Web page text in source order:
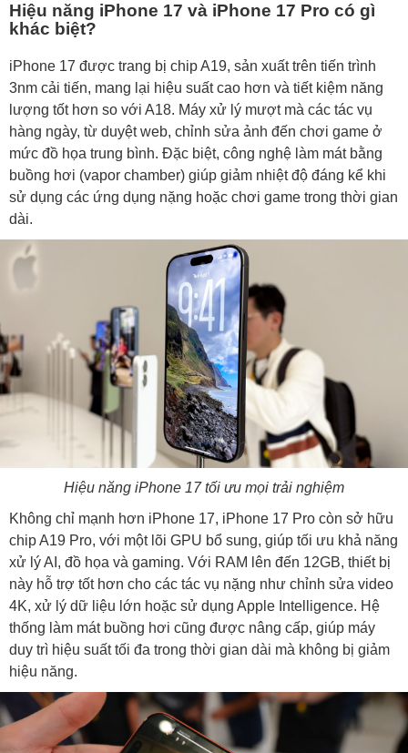
Hiệu năng iPhone 17 và iPhone 17 Pro có gì
khác biệt?
iPhone 17 được trang bị chip A19, sản xuất trên tiến trình
3nm cải tiến, mang lại hiệu suất cao hơn và tiết kiệm năng
lượng tốt hơn so với A18. Máy xử lý mượt mà các tác vụ
hàng ngày, từ duyệt web, chỉnh sửa ảnh đến chơi game ở
mức đồ họa trung bình. Đặc biệt, công nghệ làm mát bằng
buồng hơi (vapor chamber) giúp giảm nhiệt độ đáng kể khi
sử dụng các ứng dụng nặng hoặc chơi game trong thời gian
dài.
Hiệu năng iPhone 17 tối ưu mọi trải nghiệm
Không chỉ mạnh hơn iPhone 17, iPhone 17 Pro còn sở hữu
chip A19 Pro, với một lõi GPU bổ sung, giúp tối ưu khả năng
xử lý AI, đồ họa và gaming. Với RAM lên đến 12GB, thiết bị
này hỗ trợ tốt hơn cho các tác vụ nặng như chỉnh sửa video
4K, xử lý dữ liệu lớn hoặc sử dụng Apple Intelligence. Hệ
thống làm mát buồng hơi cũng được nâng cấp, giúp máy
duy trì hiệu suất tối đa trong thời gian dài mà không bị giảm
hiệu năng.